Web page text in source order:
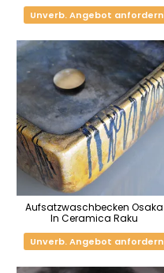
Unverb. Angebot anfordern
Aufsatzwaschbecken Osaka
In Ceramica Raku
Unverb. Angebot anfordern